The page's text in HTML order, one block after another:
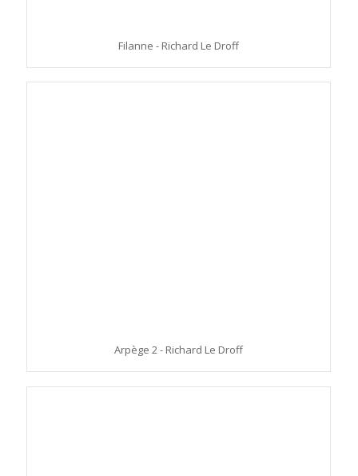
Filanne - Richard Le Droff
Arpège 2 - Richard Le Droff